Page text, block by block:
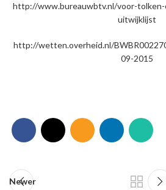
http://www.bureauwbtv.nl/voor-
uitwijklijst
http://wetten.overheid.nl/
09-2015
Newer